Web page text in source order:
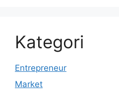
Kategori
Entrepreneur
Market